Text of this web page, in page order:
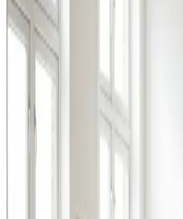
Industriventilation